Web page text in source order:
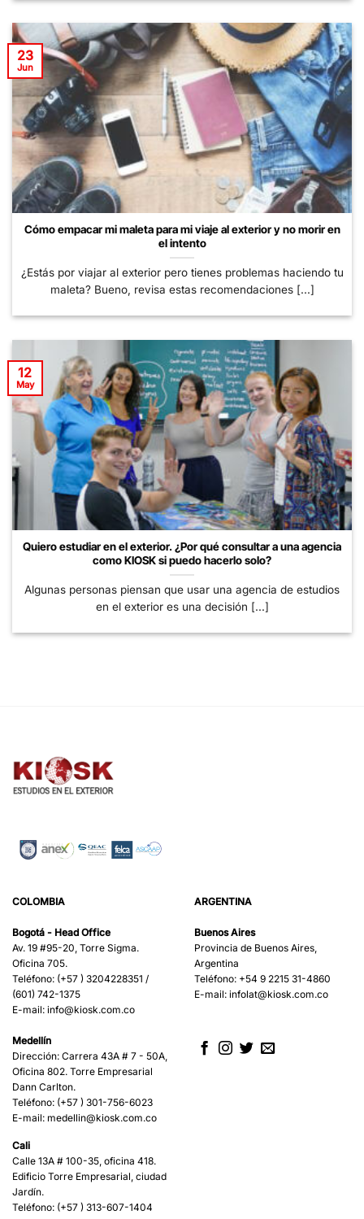
Cómo empacar mi maleta para mi viaje al exterior y no morir en
el intento
¿Estás por viajar al exterior pero tienes problemas haciendo tu
maleta? Bueno, revisa estas recomendaciones [...]
23
Jun
Quiero estudiar en el exterior. ¿Por qué consultar a una agencia
como KIOSK si puedo hacerlo solo?
Algunas personas piensan que usar una agencia de estudios
en el exterior es una decisión [...]
12
May
COLOMBIA
Bogotá - Head Office
Av. 19 #95-20, Torre Sigma.
Oficina 705.
Teléfono: (+57 ) 3204228351 /
(601) 742-1375
E-mail: info@kiosk.com.co
Medellín
Dirección: Carrera 43A # 7 - 50A,
Oficina 802. Torre Empresarial
Dann Carlton.
Teléfono: (+57 ) 301-756-6023
E-mail: medellin@kiosk.com.co
Cali
Calle 13A # 100-35, oficina 418.
Edificio Torre Empresarial, ciudad
Jardín.
Teléfono: (+57 ) 313-607-1404
ARGENTINA
Buenos Aires
Provincia de Buenos Aires,
Argentina
Teléfono: +54 9 2215 31-4860
E-mail: infolat@kiosk.com.co